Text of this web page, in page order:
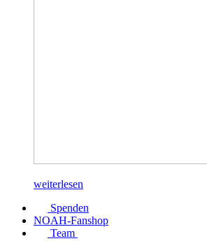
weiterlesen
Spenden
NOAH-Fanshop
Team